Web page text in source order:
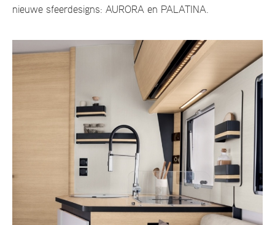
nieuwe sfeerdesigns: AURORA en PALATINA.